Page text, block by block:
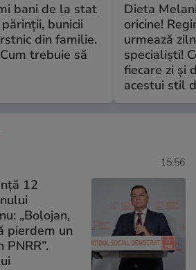
bani de la stat
bunicii
din familie.
trebuie să
Dieta
oricine!
urmează
specialiști!
fiecare zi și
acestui stil
15:56
12
„Bolojan,
pierdem un